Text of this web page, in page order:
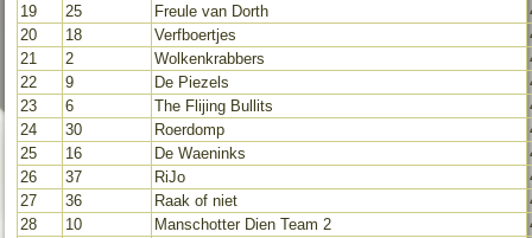
19
25 Freule van Dorth
20
18 Verfboertjes
21
2 Wolkenkrabbers
22
9 De Piezels
23
6 The Flijing Bullits
24
30 Roerdomp
25
16 De Waeninks
26
37 RiJo
27
36 Raak of niet
28
10 Manschotter Dien Team 2